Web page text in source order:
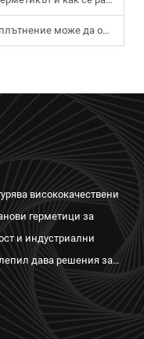
водонепроницаемо уплътняне?
висококачествени
герметици за
и индустриални
дава решения за